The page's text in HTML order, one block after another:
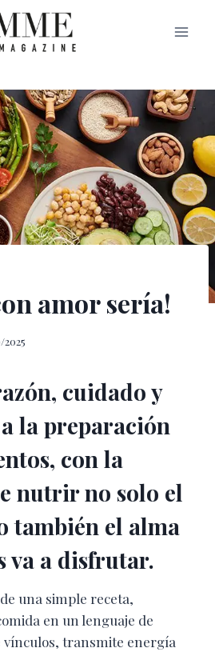
amor sería!
cuidado y
la preparación
con la
nutrir no solo el
también el alma
va a disfrutar.
una simple receta,
en un lenguaje de
vínculos, transmite energía